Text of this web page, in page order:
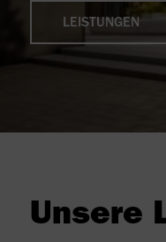
LEISTUNGEN
Unsere